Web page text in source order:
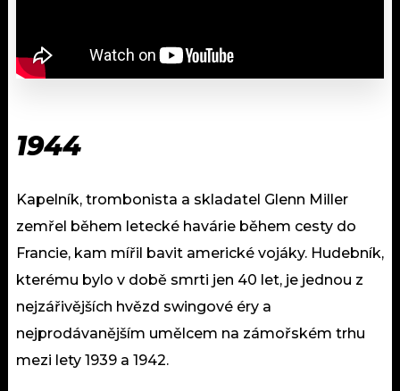
1944
Kapelník, trombonista a skladatel Glenn Miller
zemřel během letecké havárie během cesty do
Francie, kam mířil bavit americké vojáky. Hudebník,
kterému bylo v době smrti jen 40 let, je jednou z
nejzářivějších hvězd swingové éry a
nejprodávanějším umělcem na zámořském trhu
mezi lety 1939 a 1942.